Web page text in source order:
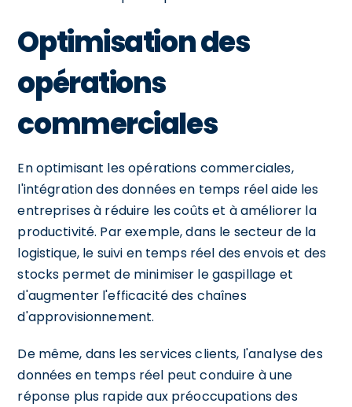
Optimisation des
opérations
commerciales
En optimisant les opérations commerciales,
l'intégration des données en temps réel aide les
entreprises à réduire les coûts et à améliorer la
productivité. Par exemple, dans le secteur de la
logistique, le suivi en temps réel des envois et des
stocks permet de minimiser le gaspillage et
d'augmenter l'efficacité des chaînes
d'approvisionnement.
De même, dans les services clients, l'analyse des
données en temps réel peut conduire à une
réponse plus rapide aux préoccupations des